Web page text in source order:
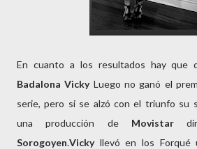
En cuanto a los resultados hay que
Badalona Vicky Luego no ganó el
serie, pero si se alzó con el triunfo su
una producción de Movistar
Sorogoyen.Vickyllevó en los Forqué